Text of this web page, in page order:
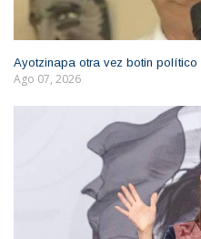
Ayotzinapa otra vez botin político
Ago 07, 2026